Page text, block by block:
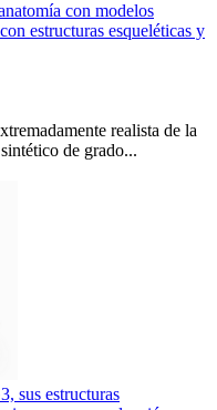
con modelos
estructuras esqueléticas y
realista de la
de grado...
sus estructuras